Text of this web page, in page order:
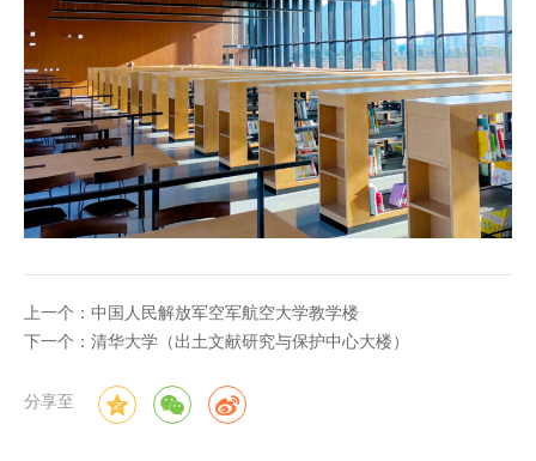
上一个：中国人民解放军空军航空大学教学楼
下一个：清华大学（出土文献研究与保护中心大楼）
分享至